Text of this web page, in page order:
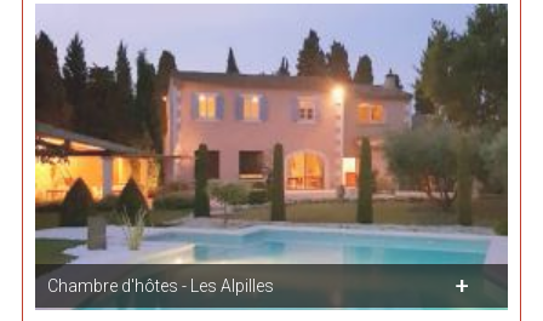
Chambre d'hôtes - Les Alpilles